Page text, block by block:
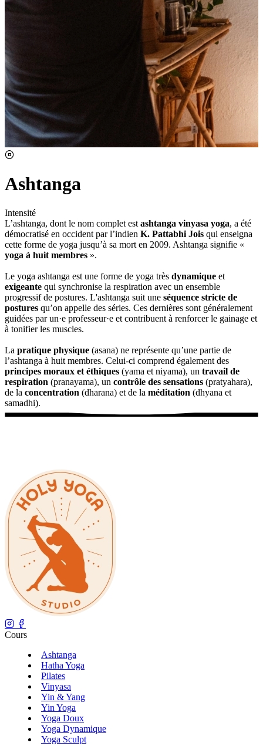
Ashtanga
Intensité
L’ashtanga, dont le nom complet est ashtanga vinyasa yoga, a été
démocratisé en occident par l’indien K. Pattabhi Jois qui enseigna
cette forme de yoga jusqu’à sa mort en 2009. Ashtanga signifie «
yoga à huit membres ».
Le yoga ashtanga est une forme de yoga très dynamique et
exigeante qui synchronise la respiration avec un ensemble
progressif de postures. L'ashtanga suit une séquence stricte de
postures qu’on appelle des séries. Ces dernières sont généralement
guidées par un·e professeur·e et contribuent à renforcer le gainage et
à tonifier les muscles.
La pratique physique (asana) ne représente qu’une partie de
l’ashtanga à huit membres. Celui-ci comprend également des
principes moraux et éthiques (yama et niyama), un travail de
respiration (pranayama), un contrôle des sensations (pratyahara),
de la concentration (dharana) et de la méditation (dhyana et
samadhi).
Cours
Ashtanga
Hatha Yoga
Pilates
Vinyasa
Yin & Yang
Yin Yoga
Yoga Doux
Yoga Dynamique
Yoga Sculpt